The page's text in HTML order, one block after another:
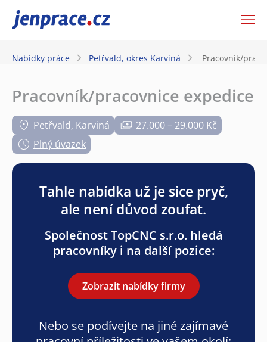
JenPráce.cz
Nabídky práce Petřvald, okres Karviná Pracovník/
Pracovník/pracovnice expedice
Petřvald, Karviná
27.000 – 29.000 Kč
Plný úvazek
Tahle nabídka už je sice pryč,
ale není důvod zoufat.
Společnost TopCNC s.r.o. hledá
pracovníky i na další pozice:
Zobrazit nabídky firmy
Nebo se podívejte na jiné zajímavé